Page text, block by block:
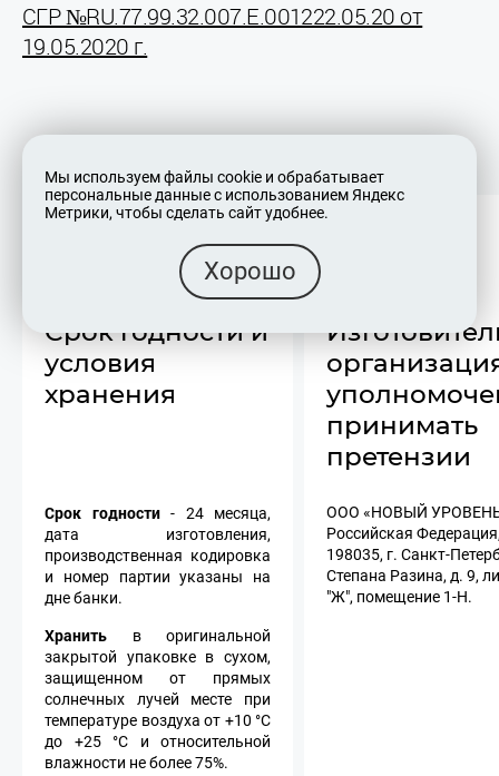
СГР №RU.77.99.32.007.Е.001222.05.20 от
19.05.2020 г.
Срок годности и
условия
хранения
Срок годности- 24 месяца,
дата изготовления,
производственная кодировка
и номер партии указаны на
дне банки.
Хранить в оригинальной
закрытой упаковке в сухом,
защищенном от прямых
солнечных лучей месте при
температуре воздуха от +10 °С
до +25 °С и относительной
влажности не более 75%.
принимать
претензии
ООО «НОВЫЙ
Российская
198035, г. Санкт-
Степана Разина, д. 9,
"Ж", помещение 1-Н.
Мы используем файлы cookie и обрабатывает
персональные данные с использованием Яндекс
Метрики, чтобы сделать сайт удобнее.
Хорошо